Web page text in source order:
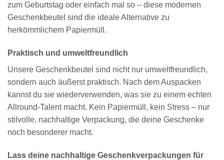
zum Geburtstag oder einfach mal so – diese modernen
Geschenkbeutel sind die ideale Alternative zu
herkömmlichem Papiermüll.
Praktisch und umweltfreundlich
Unsere Geschenkbeutel sind nicht nur umweltfreundlich,
sondern auch äußerst praktisch. Nach dem Auspacken
kannst du sie wiederverwenden, was sie zu einem echten
Allround-Talent macht. Kein Papiermüll, kein Stress – nur
stilvolle, nachhaltige Verpackung, die deine Geschenke
noch besonderer macht.
Lass deine nachhaltige Geschenkverpackungen für